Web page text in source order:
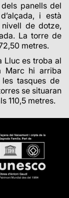
panells del
i està
de dotze,
La torre de
metres.
Lluc es troba al
Marc hi arriba
tasques de
se situaran
110,5 metres.